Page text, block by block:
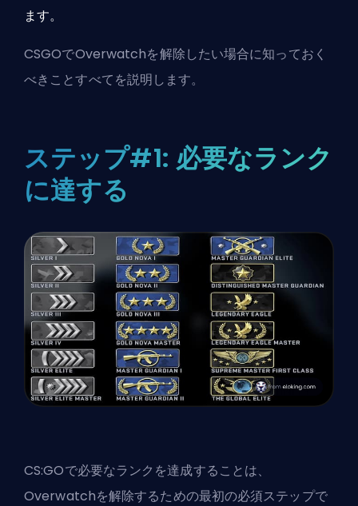
ます。
CSGOでOverwatchを解除したい場合に知っておく
べきことすべてを説明します。
ステップ#1: 必要なランク
に達する
CS:GOで必要なランクを達成することは、
Overwatchを解除するための最初の必須ステップで